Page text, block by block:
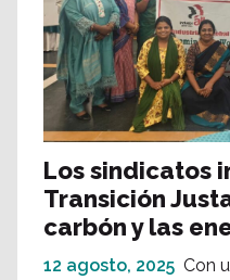
Los sindicatos
Transición
carbón y las
12 agosto, 2025 Con